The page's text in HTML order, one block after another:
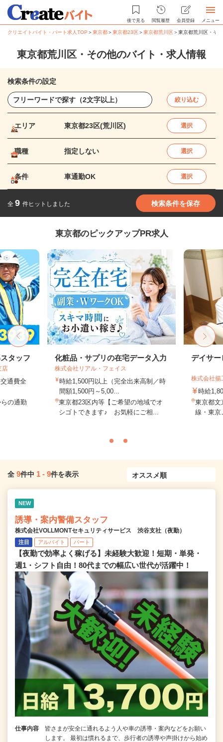
後で見る 閲覧履歴 会員登録 メニュー
クリエイトバイト・パート求人TOP ＞東京都＞東京都23区＞東京都荒川区＞東京都荒川区・そ
東京都荒川区・その他のバイト・求人情報
検索条件の設定
絞り込む
エリア 東京都23区(荒川区) 選択
職種 指定しない 選択
条件 車通勤OK 選択
全 9 件ヒットしました 検索条件を保存
東京都のピックアップPR求人
タッフ
店
通費全
の通勤
化粧品・サプリの在宅データ入力
株式会社リアル・フェイス
時給1,500円以上（完全出来高制／時
間額1,500円～5,00...
東京都23区内等【ご希望の地域でオ
シゴトできます♪ お気軽にご相...
デイサー
株式会社揚
時給
東京都文
線・東京
全 9件中 1 - 9件を表示
NEW
誘導・案内警備スタッフ
株式会社VOLLMONTセキュリティサービス 渋谷支社（夜勤）
注目 アルバイト パート
【夜勤で効率よく稼げる】未経験大歓迎！短期・単発・
週1・シフト自由！80代までの幅広い世代が活躍中！
仕事内容
皆さまが安全に通れるよう人や車の誘導・案内などをお願い
します。 最初は慣れるまで、歩行者の誘導や声掛けから始め